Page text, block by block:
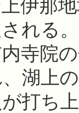
伊那
される
寺院
湖上
打ち